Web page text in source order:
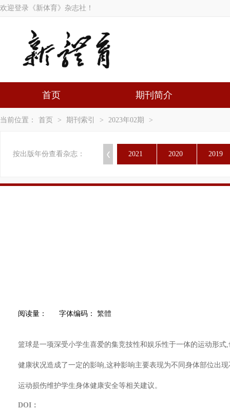
欢迎登录《新体育》杂志社！
首页 期刊简介
当前位置： 首页 > 期刊索引 > 2023年02期 >
按出版年份查看杂志： 2021 2020 2019
阅读量： 字体编码： 繁體
篮球是一项深受小学生喜爱的集竞技性和娱乐性于一体的运动形
健康状况造成了一定的影响,这种影响主要表现为不同身体部位出
运动损伤维护学生身体健康安全等相关建议。
DOI：